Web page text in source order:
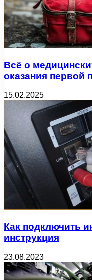
Всё о
оказания первой
15.02.2025
Как подключить
инструкция
23.08.2023